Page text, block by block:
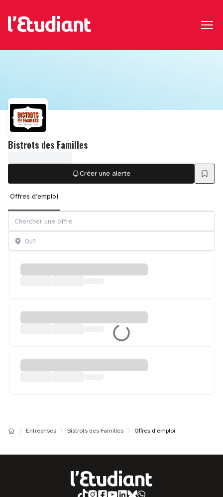
Bistrots des Familles
Créer une alerte
Offres d’emploi
Entreprises Bistrots des Familles Offres d'emploi